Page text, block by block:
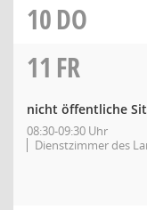
10DO
11 FR
nicht öffentliche
08:30-09:30 Uhr
Dienstzimmer des